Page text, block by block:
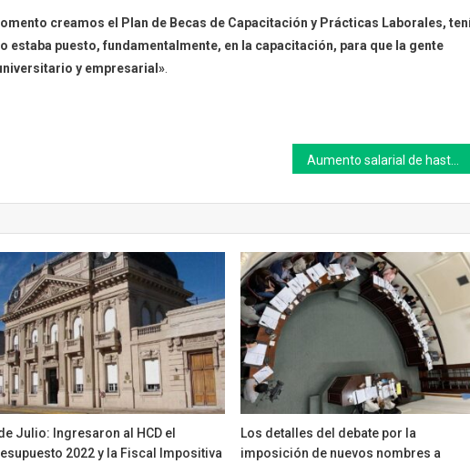
creamos el Plan de Becas de Capacitación y Prácticas Laborales,
estaba puesto, fundamentalmente, en la capacitación, para que la gente
y empresarial».
Aumento salarial de hasta el 62% para los municipales de Roque Pérez
Julio: Ingresaron al HCD el
2022 y la Fiscal Impositiva
Los detalles del debate por la
imposición de nuevos nombres a